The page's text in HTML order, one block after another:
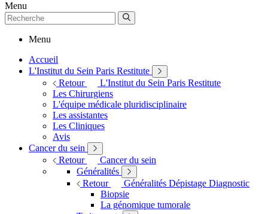
Menu
Menu
Accueil
L'Institut du Sein Paris Restitute
Retour
L'Institut du Sein Paris Restitute
Les Chirurgiens
L'équipe médicale pluridisciplinaire
Les assistantes
Les Cliniques
Avis
Cancer du sein
Retour
Cancer du sein
Généralités
Retour
Généralités Dépistage Diagnostic
Biopsie
La génomique tumorale